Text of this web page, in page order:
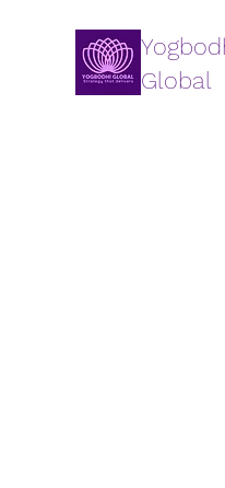
Global